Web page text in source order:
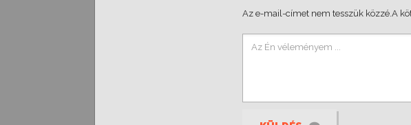
Az e-mail-címet nem tesszük közzé.A